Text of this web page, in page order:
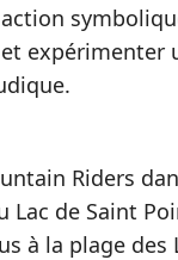
expérimenter
Riders
Lac de Saint
à la plage des